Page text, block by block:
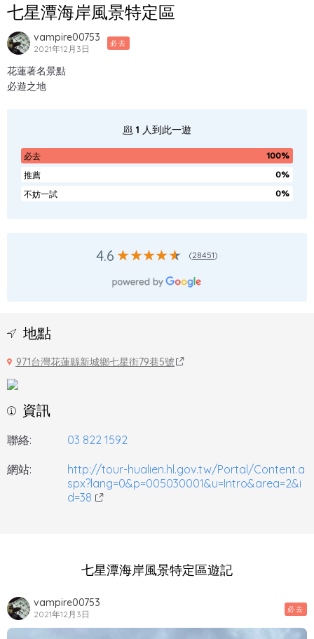
七星潭海岸風景特定區
vampire00753
2021年12月3日
必去
花蓮著名景點
必遊之地
1 人到此一遊
必去
100%
推薦
0%
不妨一試
0%
4.6 (28451)
地點
971台灣花蓮縣新城鄉七星街79巷5號
資訊
聯絡: 03 822 1592
網站:
http://tour-hualien.hl.gov.tw/Portal/Content.a
spx?lang=0&p=005030001&u=Intro&area=2&i
d=38
七星潭海岸風景特定區遊記
vampire00753
2021年12月3日 必去